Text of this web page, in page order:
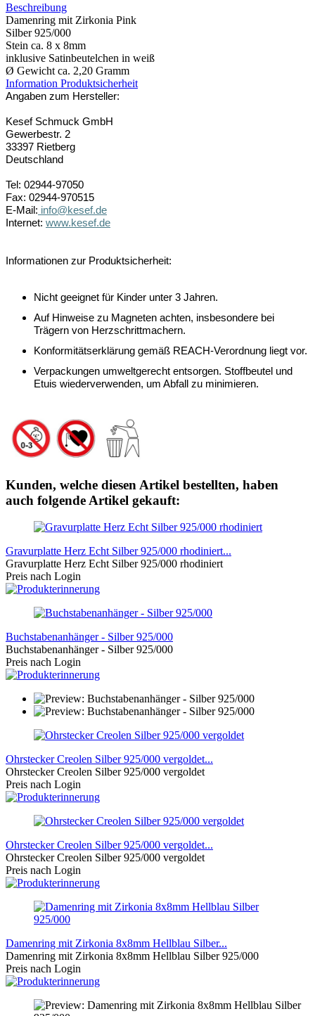
Beschreibung
Damenring mit Zirkonia Pink
Silber 925/000
Stein ca. 8 x 8mm
inklusive Satinbeutelchen in weiß
Ø Gewicht ca. 2,20 Gramm
Information Produktsicherheit
Angaben zum Hersteller:
Kesef Schmuck GmbH
Gewerbestr. 2
33397 Rietberg
Deutschland
Tel: 02944-97050
Fax: 02944-970515
E-Mail: info@kesef.de
Internet: www.kesef.de
Informationen zur Produktsicherheit:
Nicht geeignet für Kinder unter 3 Jahren.
Auf Hinweise zu Magneten achten, insbesondere bei
Trägern von Herzschrittmachern.
Konformitätserklärung gemäß REACH-Verordnung liegt vor.
Verpackungen umweltgerecht entsorgen. Stoffbeutel und
Etuis wiederverwenden, um Abfall zu minimieren.
Kunden, welche diesen Artikel bestellten, haben
auch folgende Artikel gekauft:
Gravurplatte Herz Echt Silber 925/000 rhodiniert...
Gravurplatte Herz Echt Silber 925/000 rhodiniert
Preis nach Login
Buchstabenanhänger - Silber 925/000
Buchstabenanhänger - Silber 925/000
Preis nach Login
Ohrstecker Creolen Silber 925/000 vergoldet...
Ohrstecker Creolen Silber 925/000 vergoldet
Preis nach Login
Ohrstecker Creolen Silber 925/000 vergoldet...
Ohrstecker Creolen Silber 925/000 vergoldet
Preis nach Login
Damenring mit Zirkonia 8x8mm Hellblau Silber...
Damenring mit Zirkonia 8x8mm Hellblau Silber 925/000
Preis nach Login